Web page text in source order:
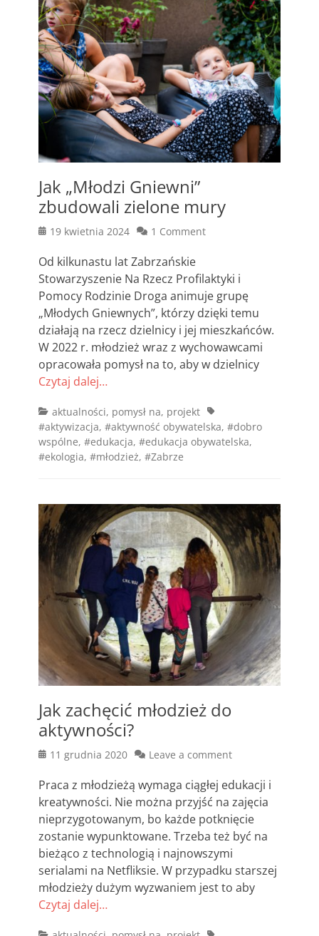
Jak „Młodzi Gniewni”
zbudowali zielone mury
Posted
19 kwietnia 2024 1 Comment
Od kilkunastu lat Zabrzańskie
Stowarzyszenie Na Rzecz Profilaktyki i
Pomocy Rodzinie Droga animuje grupę
„Młodych Gniewnych”, którzy dzięki temu
działają na rzecz dzielnicy i jej mieszkańców.
W 2022 r. młodzież wraz z wychowawcami
opracowała pomysł na to, aby w dzielnicy
Czytaj dalej…
Categories
aktualności, pomysł na, projekt Tags
#aktywizacja, #aktywność obywatelska, #dobro
wspólne, #edukacja, #edukacja obywatelska,
#ekologia, #młodzież, #Zabrze
Jak zachęcić młodzież do
aktywności?
Posted
11 grudnia 2020 Leave a comment
Praca z młodzieżą wymaga ciągłej edukacji i
kreatywności. Nie można przyjść na zajęcia
nieprzygotowanym, bo każde potknięcie
zostanie wypunktowane. Trzeba też być na
bieżąco z technologią i najnowszymi
serialami na Netfliksie. W przypadku starszej
młodzieży dużym wyzwaniem jest to aby
Czytaj dalej…